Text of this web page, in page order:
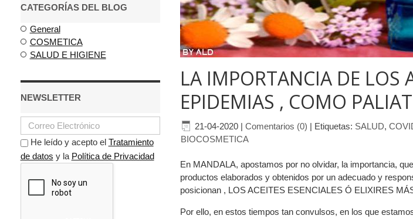
CATEGORÍAS DEL BLOG
General
COSMETICA
SALUD E HIGIENE
NEWSLETTER
He leído y acepto el Tratamiento
de datos y la Política de Privacidad
LA IMPORTANCIA DE LOS
EPIDEMIAS , COMO
21-04-2020| Comentarios (0) | Etiquetas: SALUD,
BIOCOSMETICA
En MANDALA, apostamos por no olvidar, la importancia,
productos elaborados y obtenidos por un adecuado y
posicionan , LOS ACEITES ESENCIALES Ó ELIXIRES
Por ello, en estos tiempos tan convulsos, en los que